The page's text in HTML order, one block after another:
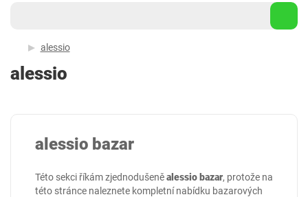
alessio
alessio
alessio bazar
Této sekci říkám zjednodušeněalessio bazar, protože na
této stránce naleznete kompletní nabídku bazarových